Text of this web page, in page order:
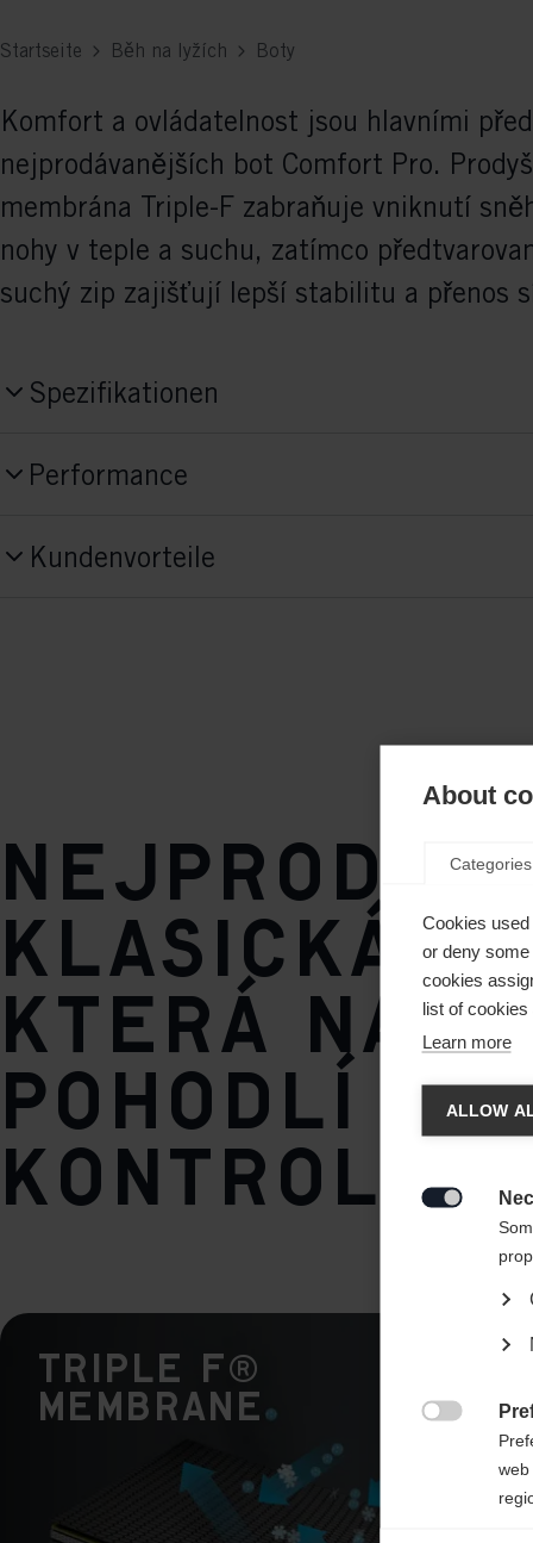
Startseite Běh na lyžích Boty
Komfort a ovládatelnost jsou hlavními
nejprodávanějších bot Comfort Pro.
membrána Triple-F zabraňuje vniknutí
nohy v teple a suchu, zatímco
suchý zip zajišťují lepší stabilitu a přenos
Spezifikationen
S20723V
Style
TURNAMIC® Performance
Performance
Výkon/aktivní
Kundenvorteile
klasická
která
pohodlí a
kontrolu
TRIPLE F®
Membrane
About
Categories
Cookies
or deny
cookies
list of cookies
Learn more
ALLOW
web